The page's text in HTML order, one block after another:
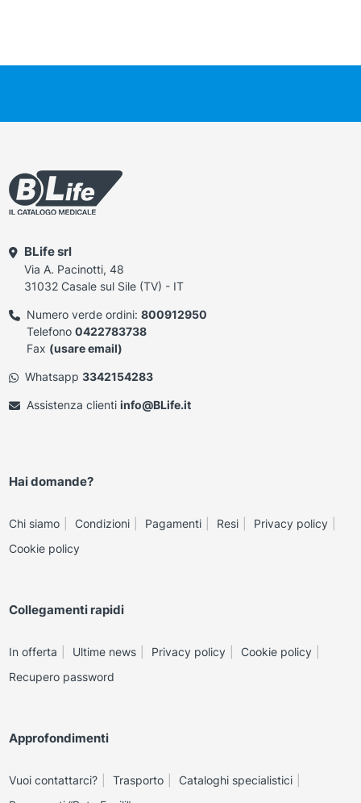
BLife srl
Via A. Pacinotti, 48
31032 Casale sul Sile (TV) - IT
Numero verde ordini: 800912950
Telefono 0422783738
Fax (usare email)
Whatsapp 3342154283
Assistenza clienti info@BLife.it
Hai domande?
Chi siamo Condizioni Pagamenti Resi
Privacy policy
Cookie policy
Collegamenti rapidi
In offerta Ultime news Privacy policy
Cookie policy
Recupero password
Approfondimenti
Vuoi contattarci? Trasporto
Cataloghi specialistici